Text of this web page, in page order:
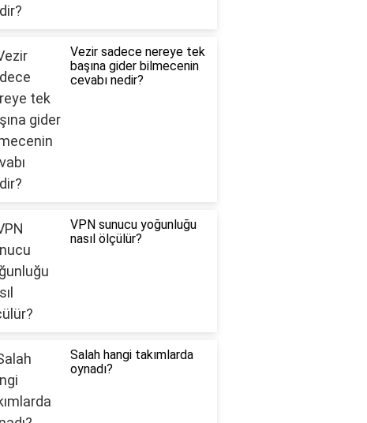
Vezir sadece nereye tek
başına gider bilmecenin
cevabı nedir?
VPN sunucu yoğunluğu
nasıl ölçülür?
Salah hangi takımlarda
oynadı?